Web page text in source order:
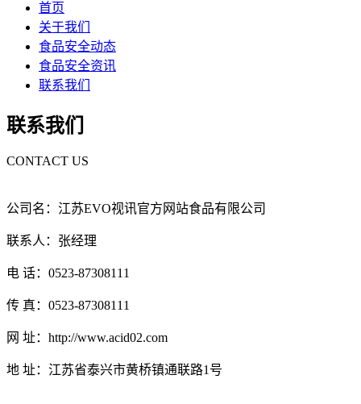
首页
关于我们
食品安全动态
食品安全资讯
联系我们
联系我们
CONTACT US
公司名：江苏EVO视讯官方网站食品有限公司
联系人：张经理
电 话：0523-87308111
传 真：0523-87308111
网 址：http://www.acid02.com
地 址：江苏省泰兴市黄桥镇通联路1号